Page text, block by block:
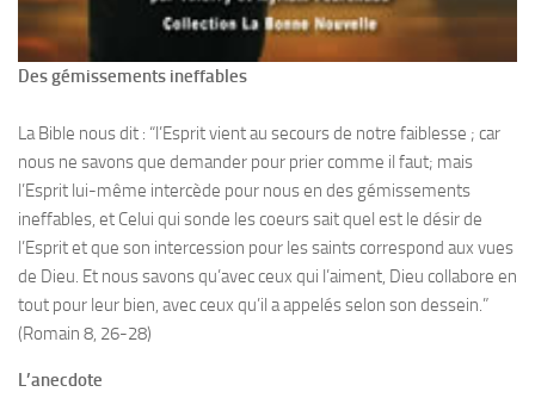
Des gémissements ineffables
La Bible nous dit : “l’Esprit vient au secours de notre faiblesse ; car
nous ne savons que demander pour prier comme il faut; mais
l’Esprit lui-même intercède pour nous en des gémissements
ineffables, et Celui qui sonde les coeurs sait quel est le désir de
l’Esprit et que son intercession pour les saints correspond aux vues
de Dieu. Et nous savons qu’avec ceux qui l’aiment, Dieu collabore en
tout pour leur bien, avec ceux qu’il a appelés selon son dessein.”
(Romain 8, 26-28)
L’anecdote